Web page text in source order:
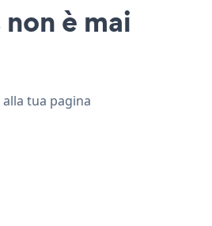
è mai
tua pagina